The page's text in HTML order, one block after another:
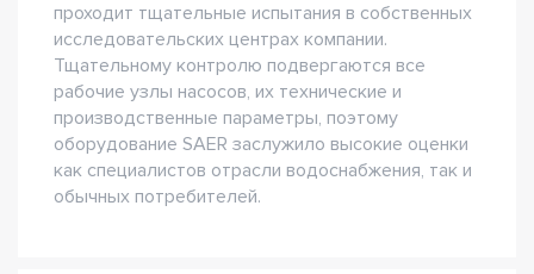
проходит тщательные испытания в собственных
исследовательских центрах компании.
Тщательному контролю подвергаются все
рабочие узлы насосов, их технические и
производственные параметры, поэтому
оборудование SAER заслужило высокие оценки
как специалистов отрасли водоснабжения, так и
обычных потребителей.